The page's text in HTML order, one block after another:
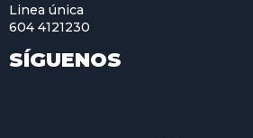
Linea única
604 4121230
SÍGUENOS